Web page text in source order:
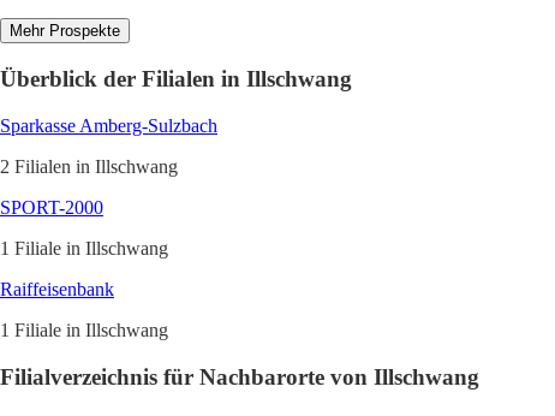
Mehr Prospekte
Überblick der Filialen in Illschwang
Sparkasse Amberg-Sulzbach
2 Filialen in Illschwang
SPORT-2000
1 Filiale in Illschwang
Raiffeisenbank
1 Filiale in Illschwang
Filialverzeichnis für Nachbarorte von Illschwang